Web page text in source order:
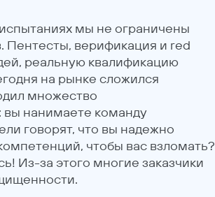
мы не ограничены
Пентесты, верификация и red
реальную квалификацию
на рынке сложился
множество
вы нанимаете команду
говорят, что вы надежно
чтобы вас взломать?
Из-за этого многие заказчики